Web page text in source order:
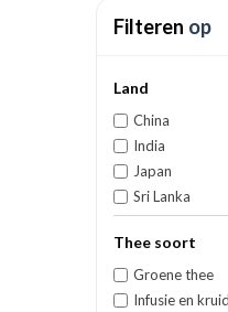
Filteren op
Land
China
India
Japan
Sri Lanka
Thee soort
Groene thee
Infusie en